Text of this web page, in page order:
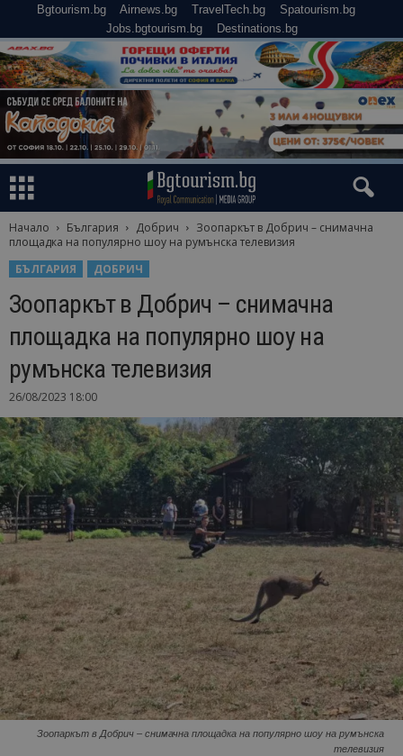
Bgtourism.bg Airnews.bg TravelTech.bg
Spatourism.bg
Jobs.bgtourism.bg
Destinations.bg
Начало България Добрич
Зоопаркът в Добрич – снимачна
площадка на популярно шоу на румънска телевизия
БЪЛГАРИЯ
ДОБРИЧ
Зоопаркът в Добрич – снимачна
площадка на популярно шоу на
румънска телевизия
26/08/2023 18:00
Зоопаркът в Добрич – снимачна площадка на популярно шоу на румънска
телевизия